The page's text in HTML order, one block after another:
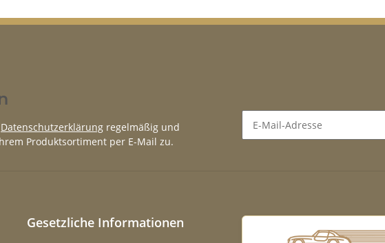
Datenschutzerklärung regelmäßig und
Produktsortiment per E-Mail zu.
Gesetzliche Informationen